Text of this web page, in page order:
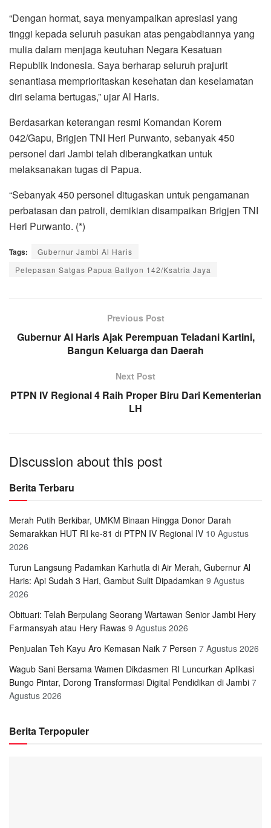
“Dengan hormat, saya menyampaikan apresiasi yang
tinggi kepada seluruh pasukan atas pengabdiannya yang
mulia dalam menjaga keutuhan Negara Kesatuan
Republik Indonesia. Saya berharap seluruh prajurit
senantiasa memprioritaskan kesehatan dan keselamatan
diri selama bertugas,” ujar Al Haris.
Berdasarkan keterangan resmi Komandan Korem
042/Gapu, Brigjen TNI Heri Purwanto, sebanyak 450
personel dari Jambi telah diberangkatkan untuk
melaksanakan tugas di Papua.
“Sebanyak 450 personel ditugaskan untuk pengamanan
perbatasan dan patroli, demikian disampaikan Brigjen TNI
Heri Purwanto. (*)
Tags:
Gubernur Jambi Al Haris
Pelepasan Satgas Papua Batlyon 142/Ksatria Jaya
Previous Post
Gubernur Al Haris Ajak Perempuan Teladani Kartini,
Bangun Keluarga dan Daerah
Next Post
PTPN IV Regional 4 Raih Proper Biru Dari Kementerian
LH
Discussion about this post
Berita Terbaru
Merah Putih Berkibar, UMKM Binaan Hingga Donor Darah
Semarakkan HUT RI ke-81 di PTPN IV Regional IV 10 Agustus
2026
Turun Langsung Padamkan Karhutla di Air Merah, Gubernur Al
Haris: Api Sudah 3 Hari, Gambut Sulit Dipadamkan 9 Agustus
2026
Obituari: Telah Berpulang Seorang Wartawan Senior Jambi Hery
Farmansyah atau Hery Rawas 9 Agustus 2026
Penjualan Teh Kayu Aro Kemasan Naik 7 Persen 7 Agustus 2026
Wagub Sani Bersama Wamen Dikdasmen RI Luncurkan Aplikasi
Bungo Pintar, Dorong Transformasi Digital Pendidikan di Jambi 7
Agustus 2026
Berita Terpopuler